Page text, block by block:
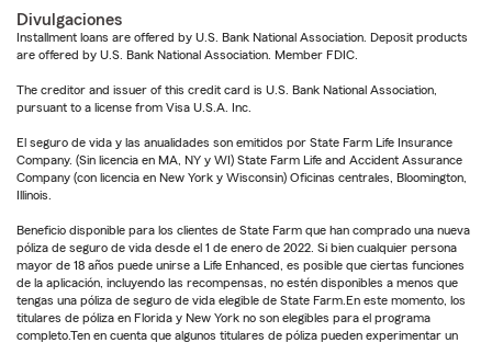
Divulgaciones
Installment loans are offered by U.S. Bank National Association. Deposit products
are offered by U.S. Bank National Association. Member FDIC.
The creditor and issuer of this credit card is U.S. Bank National Association,
pursuant to a license from Visa U.S.A. Inc.
El seguro de vida y las anualidades son emitidos por State Farm Life Insurance
Company. (Sin licencia en MA, NY y WI) State Farm Life and Accident Assurance
Company (con licencia en New York y Wisconsin) Oficinas centrales, Bloomington,
Illinois.
Beneficio disponible para los clientes de State Farm que han comprado una nueva
póliza de seguro de vida desde el 1 de enero de 2022. Si bien cualquier persona
mayor de 18 años puede unirse a Life Enhanced, es posible que ciertas funciones
de la aplicación, incluyendo las recompensas, no estén disponibles a menos que
tengas una póliza de seguro de vida elegible de State Farm.En este momento, los
titulares de póliza en Florida y New York no son elegibles para el programa
completo.Ten en cuenta que algunos titulares de póliza pueden experimentar un